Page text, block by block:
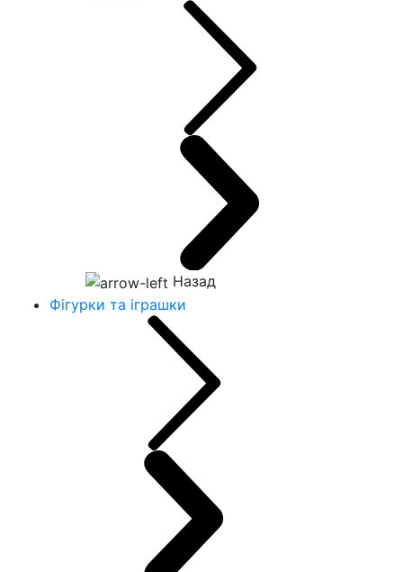
Назад
Фігурки та іграшки